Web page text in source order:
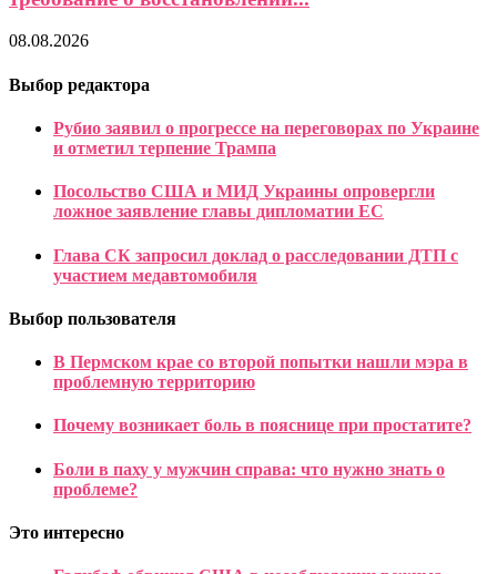
08.08.2026
Выбор редактора
Рубио заявил о прогрессе на переговорах по Украине
и отметил терпение Трампа
Посольство США и МИД Украины опровергли
ложное заявление главы дипломатии ЕС
Глава СК запросил доклад о расследовании ДТП с
участием медавтомобиля
Выбор пользователя
В Пермском крае со второй попытки нашли мэра в
проблемную территорию
Почему возникает боль в пояснице при простатите?
Боли в паху у мужчин справа: что нужно знать о
проблеме?
Это интересно